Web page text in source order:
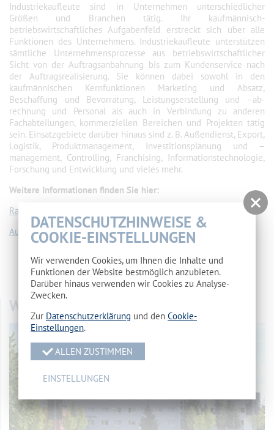
Industriekaufleute sind in Unternehmen unterschiedlicher
Größen und Branchen tätig. Ihr kaufmännisch-
betriebswirtschaftliches Aufgabenfeld erstreckt sich über alle
Funktionen des Unternehmens. Industriekauf­leute unterstützen
sämtliche Unternehmensprozesse aus betriebswirtschaftlicher
Sicht von der Auftragsan­bahnung bis zum Kundenservice nach
der Auftragsrealisierung. Sie können dabei sowohl in den
kaufmänni­schen Kernfunktionen Marketing und Absatz,
Beschaffung und Bevorratung, Leistungserstellung und –ab­
rechnung und Personal als auch in Verbindung zu anderen
Fachabteilungen, kommerziellen Bereichen und Projekten tätig
sein. Einsatzgebiete darüber hinaus sind z. B. Außendienst, Export,
Logistik, Produktmana­gement, Investitionsplanung und –
management, Controlling, Franchising, Informationstechnologie,
For­schung und Entwicklung und vieles mehr.
Weitere Informationen finden Sie hier:
Rahmenlehrplan
Ausbildungsordnung
vorherige Seite// Übersicht//nächste Seite
WOHNHEIM
DATENSCHUTZHINWEISE &
COOKIE-EINSTELLUNGEN
Wir verwenden Cookies, um Ihnen die Inhalte und
Funktionen der Website bestmöglich anzubieten.
Darüber hinaus verwenden wir Cookies zu Analyse-
Zwecken.
Zur Datenschutzerklärung und den Cookie-
Einstellungen.
ALLEN ZUSTIMMEN
EINSTELLUNGEN